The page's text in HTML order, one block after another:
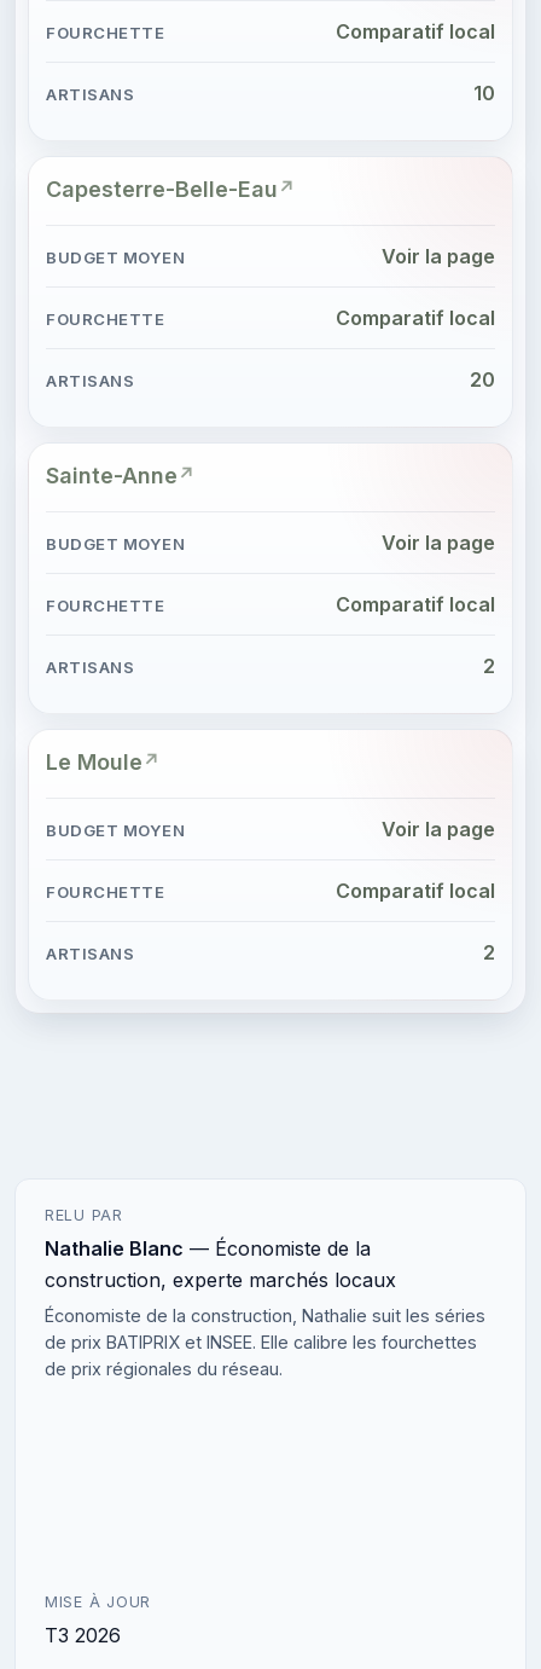
Comparatif local
10
Capesterre-Belle-Eau
Voir la page
Comparatif local
20
Sainte-Anne
Voir la page
Comparatif local
2
Le Moule
Voir la page
Comparatif local
2
RELU PAR
Nathalie Blanc — Économiste de la
construction, experte marchés locaux
Économiste de la construction, Nathalie suit les séries
de prix BATIPRIX et INSEE. Elle calibre les fourchettes
de prix régionales du réseau.
MISE À JOUR
T3 2026